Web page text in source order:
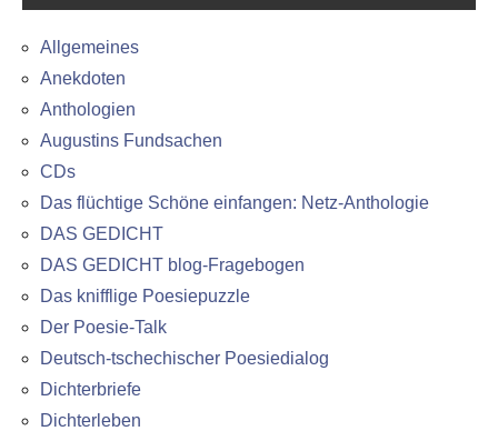
Allgemeines
Anekdoten
Anthologien
Augustins Fundsachen
CDs
Das flüchtige Schöne einfangen: Netz-Anthologie
DAS GEDICHT
DAS GEDICHT blog-Fragebogen
Das knifflige Poesiepuzzle
Der Poesie-Talk
Deutsch-tschechischer Poesiedialog
Dichterbriefe
Dichterleben